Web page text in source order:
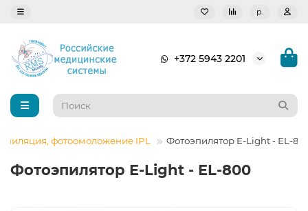
р.
+372 5943 2201
фотоомоложение IPL Фотоэпилятор E-Light - ЕL-
Фотоэпилятор E-Light - ЕL-800